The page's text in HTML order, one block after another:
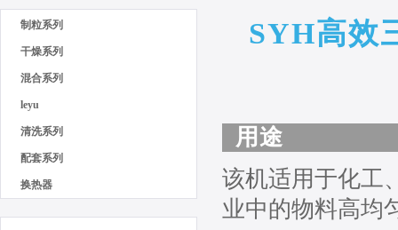
制粒系列
干燥系列
混合系列
leyu
清洗系列
配套系列
换热器
SYH高效
用途
该机适用于化工
业中的物料高均